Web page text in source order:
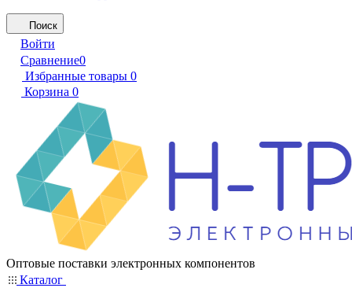
Поиск
Войти
Сравнение0
Избранные товары 0
Корзина 0
Оптовые поставки электронных компонентов
Каталог